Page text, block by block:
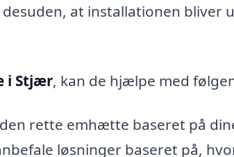
at installationen bliver
i Stjær, kan de hjælpe med
rette emhætte baseret på
løsninger baseret på,